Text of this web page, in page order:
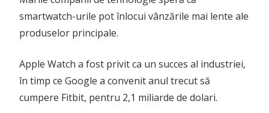
smartwatch-urile pot înlocui vânzările mai lente ale
produselor principale.
Apple Watch a fost privit ca un succes al industriei,
în timp ce Google a convenit anul trecut să
cumpere Fitbit, pentru 2,1 miliarde de dolari.